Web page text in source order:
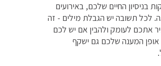
החיים שלכם, באירועים
לכל תשובה יש הגבלת מילים - זה
כאן היא באמת להכיר אתכם לעומק ולהבין אם יש לכם
אופן המענה שלכם גם ישקף